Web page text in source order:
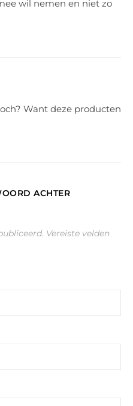
wil nemen en niet zo
Want deze producten
ACHTER
Vereiste velden